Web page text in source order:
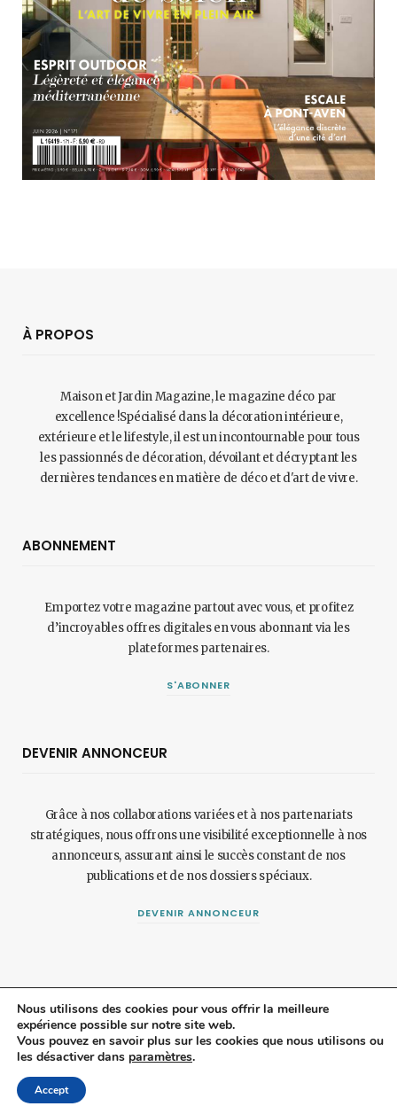
À PROPOS
Maison et Jardin Magazine, le magazine déco par
excellence !Spécialisé dans la décoration intérieure,
extérieure et le lifestyle, il est un incontournable pour tous
les passionnés de décoration, dévoilant et décryptant les
dernières tendances en matière de déco et d'art de vivre.
ABONNEMENT
Emportez votre magazine partout avec vous, et profitez
d’incroyables offres digitales en vous abonnant via les
plateformes partenaires.
S'ABONNER
DEVENIR ANNONCEUR
Grâce à nos collaborations variées et à nos partenariats
stratégiques, nous offrons une visibilité exceptionnelle à nos
annonceurs, assurant ainsi le succès constant de nos
publications et de nos dossiers spéciaux.
DEVENIR ANNONCEUR
© 2024 Maisonetjardinmagazine.fr. Mentions légalesetpolitique de
confidentialité
Nous utilisons des cookies pour vous offrir la meilleure
expérience possible sur notre site web.
Vous pouvez en savoir plus sur les cookies que nous utilisons ou
les désactiver dans paramètres.
Accept